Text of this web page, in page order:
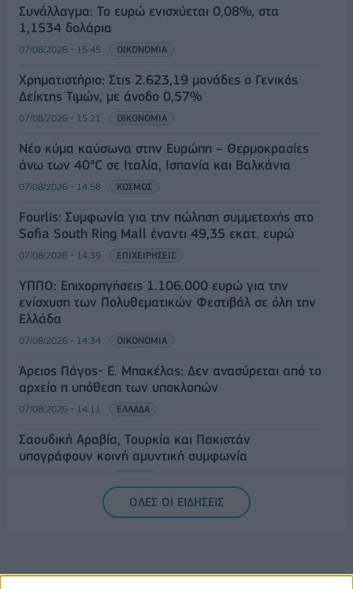
Συνάλλαγμα: Το ευρώ ενισχύεται 0,08%, στα
1,1534 δολάρια
07/08/2026 - 15:45 ΟΙΚΟΝΟΜΙΑ
Χρηματιστήριο: Στις 2.623,19 μονάδες ο Γενικός
Δείκτης Τιμών, με άνοδο 0,57%
07/08/2026 - 15:21 ΟΙΚΟΝΟΜΙΑ
Νέο κύμα καύσωνα στην Ευρώπη – Θερμοκρασίες
άνω των 40°C σε Ιταλία, Ισπανία και Βαλκάνια
07/08/2026 - 14:58 ΚΟΣΜΟΣ
Fourlis: Συμφωνία για την πώληση συμμετοχής στο
Sofia South Ring Mall έναντι 49,35 εκατ. ευρώ
07/08/2026 - 14:39 ΕΠΙΧΕΙΡΗΣΕΙΣ
ΥΠΠΟ: Επιχορηγήσεις 1.106.000 ευρώ για την
ενίσχυση των Πολυθεματικών Φεστιβάλ σε όλη την
Ελλάδα
07/08/2026 - 14:34 ΟΙΚΟΝΟΜΙΑ
Άρειος Πάγος- Ε. Μπακέλας: Δεν ανασύρεται από το
αρχείο η υπόθεση των υποκλοπών
07/08/2026 - 14:11 ΕΛΛΑΔΑ
Σαουδική Αραβία, Τουρκία και Πακιστάν
υπογράφουν κοινή αμυντική συμφωνία
ΟΛΕΣ ΟΙ ΕΙΔΗΣΕΙΣ